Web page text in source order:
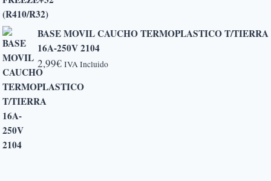
BASE MOVIL CAUCHO TERMOPLASTICO T/TIERRA
16A-250V 2104
2,99€ IVA Incluido